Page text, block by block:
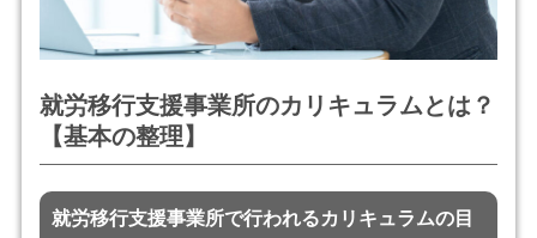
就労移行支援事業所のカリキュラムとは？
【基本の整理】
就労移行支援事業所で行われるカリキュラムの目